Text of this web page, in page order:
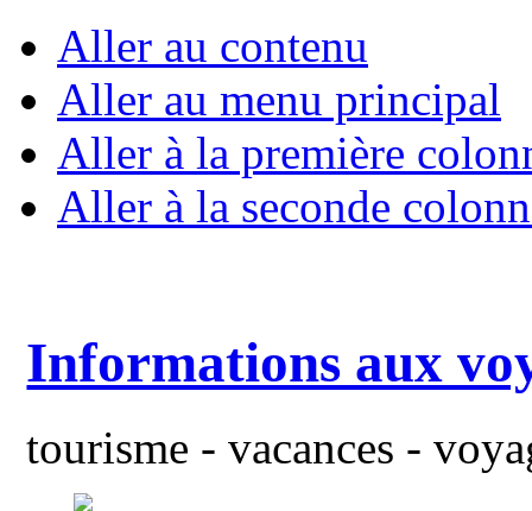
Aller au contenu
Aller au menu principal
Aller à la première
Aller à la seconde
Informations aux
tourisme - vacances -